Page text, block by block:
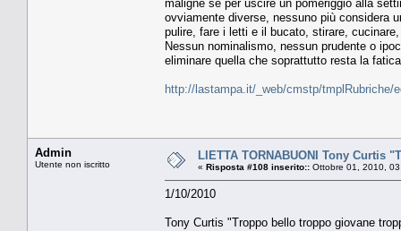
maligne se per uscire un pomeriggio alla
ovviamente diverse, nessuno più considera
pulire, fare i letti e il bucato, stirare,
Nessun nominalismo, nessun prudente o
eliminare quella che soprattutto resta la
http://lastampa.it/_web/cmstp/tmplRubriche/
Admin
Utente non iscritto
LIETTA TORNABUONI Tony Curtis
« Risposta #108 inserito:: Ottobre 01, 2010,
1/10/2010
Tony Curtis "Troppo bello troppo giovane